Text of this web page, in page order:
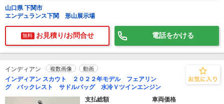
山口県 下関市
エンデュランス下関 形山展示場
無料 お見積り/お問合せ 電話をかける
インディアン 複数画像 動画
インディアン スカウト ２０２２年モデル フェアリン
グ バックレスト サドルバッグ 水冷Ｖツインエンジン
支払総額
車両価格